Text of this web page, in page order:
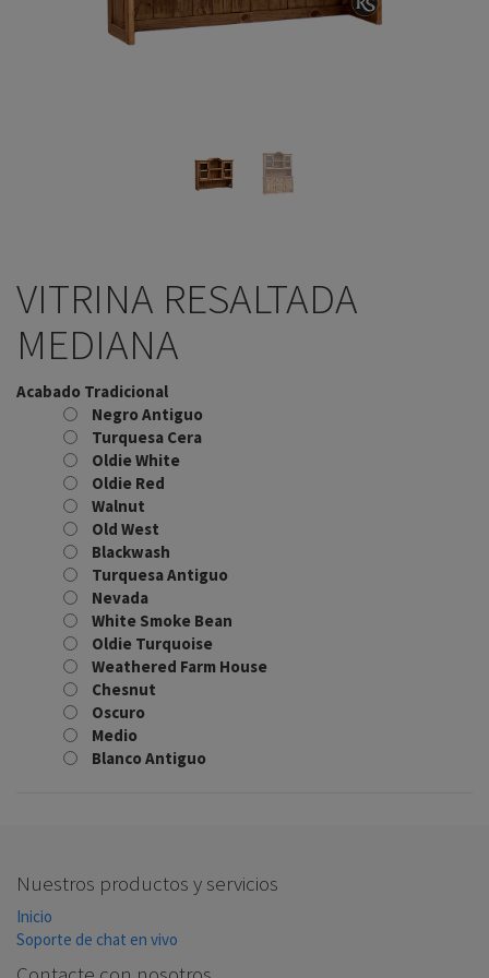
VITRINA RESALTADA
MEDIANA
Acabado Tradicional
Negro Antiguo
Turquesa Cera
Oldie White
Oldie Red
Walnut
Old West
Blackwash
Turquesa Antiguo
Nevada
White Smoke Bean
Oldie Turquoise
Weathered Farm House
Chesnut
Oscuro
Medio
Blanco Antiguo
Nuestros productos y servicios
Inicio
Soporte de chat en vivo